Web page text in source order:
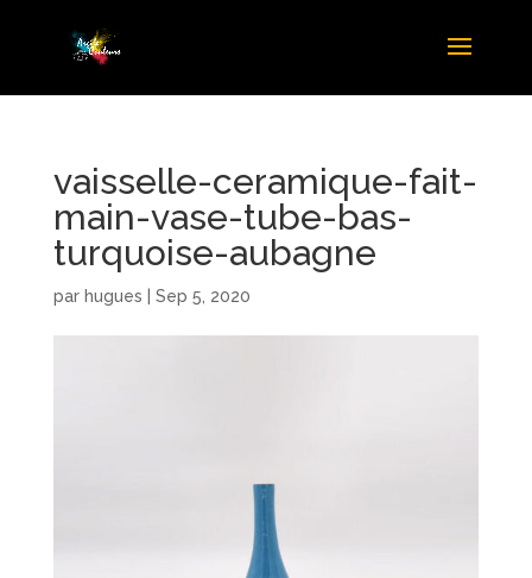
vaisselle-ceramique-fait-
main-vase-tube-bas-
turquoise-aubagne
par hugues Sep 5, 2020